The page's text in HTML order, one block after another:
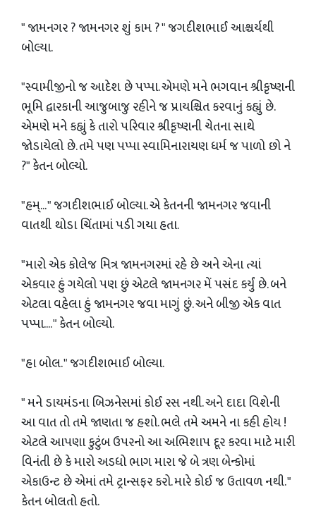
" જામનગર ? જામનગર શું કામ ? " જગદીશભાઈ આશ્ચર્યથી
બોલ્યા.
"સ્વામીજીનો જ આદેશ છે પપ્પા. એમણે મને ભગવાન શ્રીકૃષ્ણની
ભૂમિ દ્વારકાની આજુબાજુ રહીને જ પ્રાયશ્ચિત કરવાનું કહ્યું છે.
એમણે મને કહ્યું કે તારો પરિવાર શ્રીકૃષ્ણની ચેતના સાથે
જોડાયેલો છે. તમે પણ પપ્પા સ્વામિનારાયણ ધર્મ જ પાળો છો ને
?" કેતન બોલ્યો.
"હમ્... " જગદીશભાઈ બોલ્યા. એ કેતનની જામનગર જવાની
વાતથી થોડા ચિંતામાં પડી ગયા હતા.
"મારો એક કોલેજ મિત્ર જામનગરમાં રહે છે અને એના ત્યાં
એકવાર હું ગયેલો પણ છું એટલે જામનગર મેં પસંદ કર્યું છે. બને
એટલા વહેલા હું જામનગર જવા માગું છું. અને બીજી એક વાત
પપ્પા.... " કેતન બોલ્યો.
"હા બોલ. " જગદીશભાઈ બોલ્યા.
" મને ડાયમંડના બિઝનેસમાં કોઈ રસ નથી. અને દાદા વિશેની
આ વાત તો તમે જાણતા જ હશો. ભલે તમે અમને ના કહી હોય !
એટલે આપણા કુટુંબ ઉપરનો આ અભિશાપ દૂર કરવા માટે મારી
વિનંતી છે કે મારો અડધો ભાગ મારા જે બે ત્રણ બેન્કોમાં
એકાઉન્ટ છે એમાં તમે ટ્રાન્સફર કરો. મારે કોઈ જ ઉતાવળ નથી. "
કેતન બોલતો હતો.